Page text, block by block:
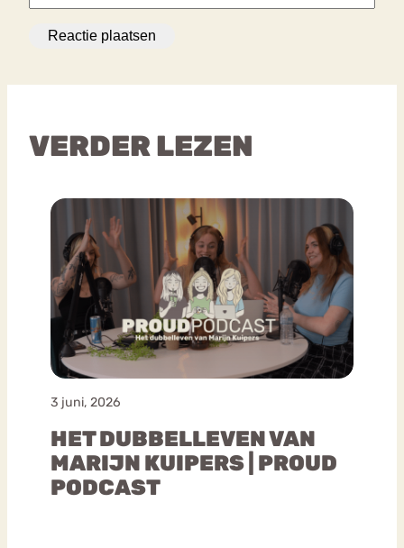
VERDER LEZEN
3 juni, 2026
HET DUBBELLEVEN VAN
MARIJN KUIPERS | PROUD
PODCAST